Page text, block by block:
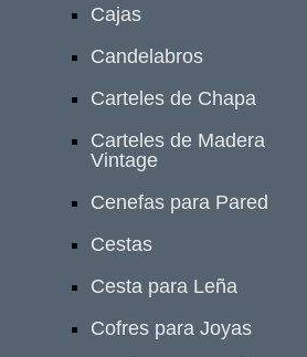
Cajas
Candelabros
Carteles de Chapa
Carteles de Madera
Vintage
Cenefas para Pared
Cestas
Cesta para Leña
Cofres para Joyas